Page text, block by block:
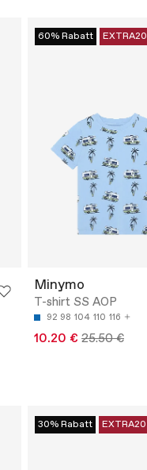
60% Rabatt EXTRA20
Minymo
T-shirt SS AOP
92 98 104 110 116
10.20 € 25.50 €
30% Rabatt EXTRA20